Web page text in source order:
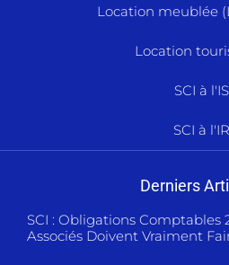
Location meublée
Location
SCI à l'IS
SCI à l'IR
Derniers
SCI : Obligations Comptables
Associés Doivent Vraiment